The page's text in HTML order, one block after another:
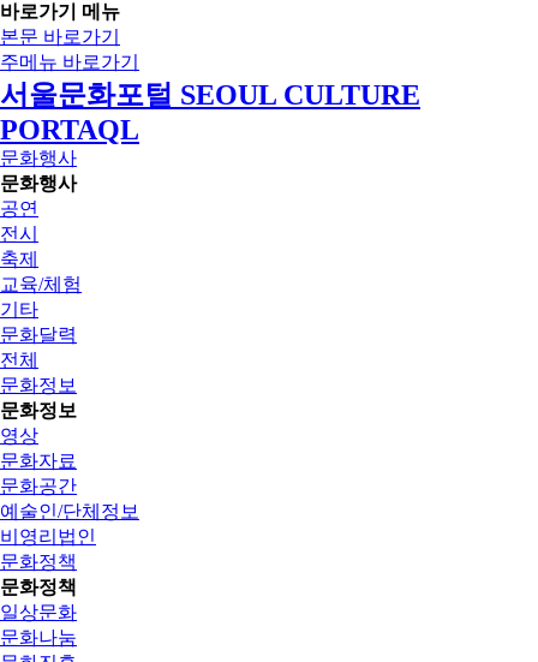
바로가기 메뉴
본문 바로가기
주메뉴 바로가기
서울문화포털 SEOUL CULTURE
PORTAQL
문화행사
문화행사
공연
전시
축제
교육/체험
기타
문화달력
전체
문화정보
문화정보
영상
문화자료
문화공간
예술인/단체정보
비영리법인
문화정책
문화정책
일상문화
문화나눔